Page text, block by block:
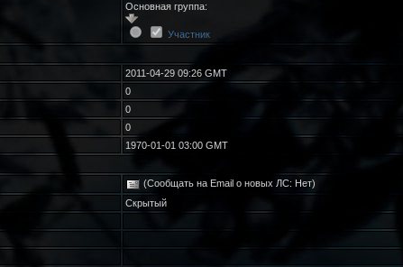
Основная группа:
Участник
2011-04-29 09:26 GMT
0
0
0
1970-01-01 03:00 GMT
(Сообщать на Email о новых ЛС: Нет)
Скрытый